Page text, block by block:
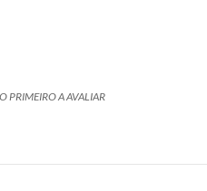
PRIMEIRO A AVALIAR